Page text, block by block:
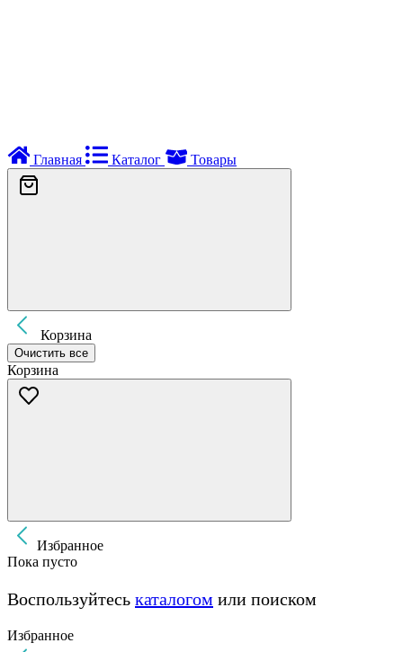
Главная Каталог Товары
Корзина
Очистить все
Корзина
Избранное
Пока пусто
Воспользуйтесь каталогом или поиском
Избранное